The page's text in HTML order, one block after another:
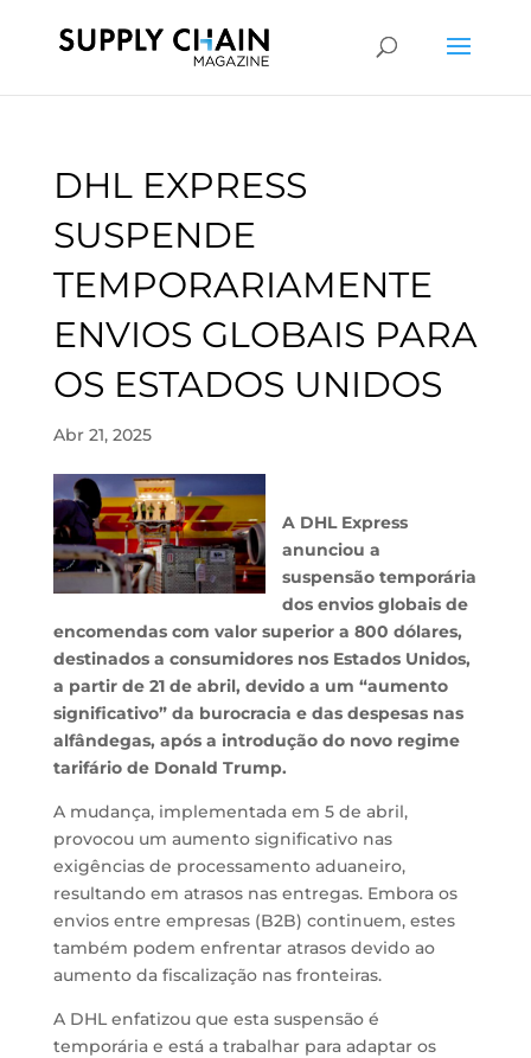
DHL EXPRESS
SUSPENDE
TEMPORARIAMENTE
ENVIOS GLOBAIS PARA
OS ESTADOS UNIDOS
Abr 21, 2025
A DHL Express
anunciou a
suspensão temporária
dos envios globais de
encomendas com valor superior a 800 dólares,
destinados a consumidores nos Estados Unidos,
a partir de 21 de abril, devido a um “aumento
significativo” da burocracia e das despesas nas
alfândegas, após a introdução do novo regime
tarifário de Donald Trump.
A mudança, implementada em 5 de abril,
provocou um aumento significativo nas
exigências de processamento aduaneiro,
resultando em atrasos nas entregas. Embora os
envios entre empresas (B2B) continuem, estes
também podem enfrentar atrasos devido ao
aumento da fiscalização nas fronteiras.
A DHL enfatizou que esta suspensão é
temporária e está a trabalhar para adaptar os